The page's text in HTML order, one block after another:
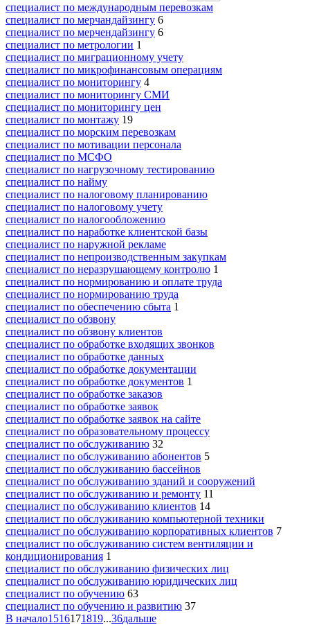
специалист по международным перевозкам
специалист по мерчандайзингу 6
специалист по мерчендайзингу 6
специалист по метрологии 1
специалист по миграционному учету
специалист по микрофинансовым операциям
специалист по мониторингу 4
специалист по мониторингу СМИ
специалист по мониторингу цен
специалист по монтажу 19
специалист по морским перевозкам
специалист по мотивации персонала
специалист по МСФО
специалист по нагрузочному тестированию
специалист по найму
специалист по налоговому планированию
специалист по налоговому учету
специалист по налогообложению
специалист по наработке клиентской базы
специалист по наружной рекламе
специалист по непроизводственным закупкам
специалист по неразрушающему контролю 1
специалист по нормированию и оплате труда
специалист по нормированию труда
специалист по обеспечению сбыта 1
специалист по обзвону
специалист по обзвону клиентов
специалист по обработке входящих звонков
специалист по обработке данных
специалист по обработке документации
специалист по обработке документов 1
специалист по обработке заказов
специалист по обработке заявок
специалист по обработке заявок на сайте
специалист по образовательному процессу
специалист по обслуживанию 32
специалист по обслуживанию абонентов 5
специалист по обслуживанию бассейнов
специалист по обслуживанию зданий и сооружений
специалист по обслуживанию и ремонту 11
специалист по обслуживанию клиентов 14
специалист по обслуживанию компьютерной техники
специалист по обслуживанию корпоративных клиентов 7
специалист по обслуживанию систем вентиляции и
кондиционирования 1
специалист по обслуживанию физических лиц
специалист по обслуживанию юридических лиц
специалист по обучению 63
специалист по обучению и развитию 37
В начало1516171819...36дальше